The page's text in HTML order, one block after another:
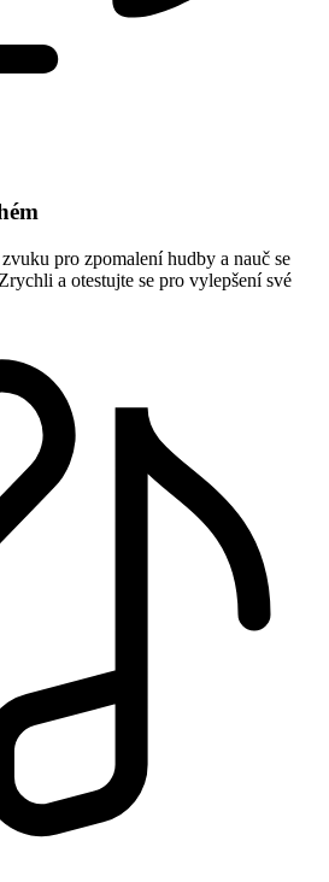
pro zpomalení hudby a nauč se
a otestujte se pro vylepšení své